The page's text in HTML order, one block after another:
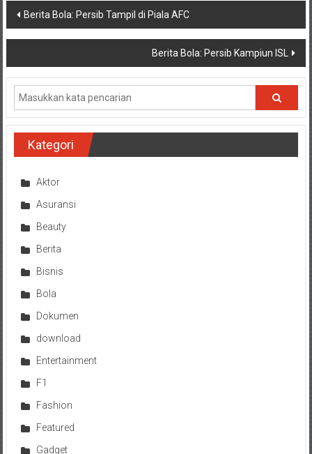
Navigasi
pos
Berita Bola: Persib Tampil di Piala AFC
Berita Bola: Persib Kampiun ISL
Kategori
Aktor
Asuransi
Beauty
Berita
Bisnis
Bola
Dokumen
download
Entertainment
F1
Fashion
Featured
Gadget